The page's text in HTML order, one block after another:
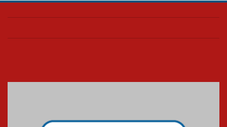
Colégio Presbiteriano
os funcionários
07.11.2024